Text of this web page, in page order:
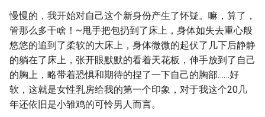
慢慢的，我开始对自己这个新身份产生了怀疑。嘛，算了，
管那么多干啥！~甩手把包扔到了床上，身体如失去重心般
悠悠的追到了柔软的大床上，身体微微的起伏了几下后静静
的躺在了床上，张开眼默默的看着天花板，伸手放到了自己
的胸上，略带着恐惧和期待的捏了一下自己的胸部……好
软，这就是女性乳房给我的第一个印象，对于我这个20几
年还依旧是小雏鸡的可怜男人而言。